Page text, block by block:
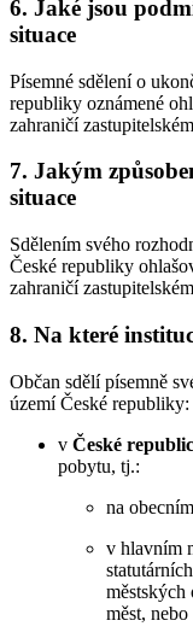
6. Jaké jsou
situace
Písemné sdělení o
republiky oznámené
zahraničí
7. Jakým
situace
Sdělením svého
České republiky
zahraničí
8. Na které
Občan sdělí písemně
území České republiky:
v České
pobytu, tj.:
na
v hlavním
městských
měst, nebo